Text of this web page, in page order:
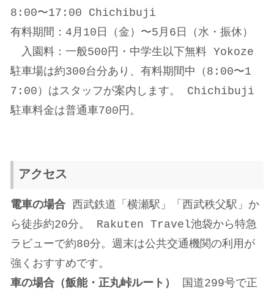
8:00〜17:00 Chichibuji
有料期間：4月10日（金）〜5月6日（水・振休）
入園料：一般500円・中学生以下無料 Yokoze
駐車場は約300台分あり、有料期間中（8:00〜1
7:00）はスタッフが案内します。 Chichibuji
駐車料金は普通車700円。
アクセス
電車の場合西武鉄道「横瀬駅」「西武秩父駅」か
ら徒歩約20分。 Rakuten Travel池袋から特急
ラビューで約80分。週末は公共交通機関の利用が
強くおすすめです。
車の場合（飯能・正丸峠ルート）
国道299号で正